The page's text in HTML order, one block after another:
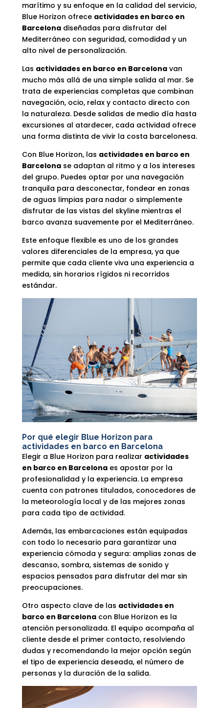
marítimo y su enfoque en la calidad del servicio,
Blue Horizon ofrece actividades en barco en
Barcelonadiseñadas para disfrutar del
Mediterráneo con seguridad, comodidad y un
alto nivel de personalización.
Las actividades en barco en Barcelonavan
mucho más allá de una simple salida al mar. Se
trata de experiencias completas que combinan
navegación, ocio, relax y contacto directo con
la naturaleza. Desde salidas de medio día hasta
excursiones al atardecer, cada actividad ofrece
una forma distinta de vivir la costa barcelonesa.
Con Blue Horizon, las actividades en barco en
Barcelonase adaptan al ritmo y a los intereses
del grupo. Puedes optar por una navegación
tranquila para desconectar, fondear en zonas
de aguas limpias para nadar o simplemente
disfrutar de las vistas del skyline mientras el
barco avanza suavemente por el Mediterráneo.
Este enfoque flexible es uno de los grandes
valores diferenciales de la empresa, ya que
permite que cada cliente viva una experiencia a
medida, sin horarios rígidos ni recorridos
estándar.
Por qué elegir Blue Horizon para
actividades en barco en Barcelona
Elegir a Blue Horizon para realizar actividades
en barco en Barcelonaes apostar por la
profesionalidad y la experiencia. La empresa
cuenta con patrones titulados, conocedores de
la meteorología local y de las mejores zonas
para cada tipo de actividad.
Además, las embarcaciones están equipadas
con todo lo necesario para garantizar una
experiencia cómoda y segura: amplias zonas de
descanso, sombra, sistemas de sonido y
espacios pensados para disfrutar del mar sin
preocupaciones.
Otro aspecto clave de las actividades en
barco en Barcelonacon Blue Horizon es la
atención personalizada. El equipo acompaña al
cliente desde el primer contacto, resolviendo
dudas y recomendando la mejor opción según
el tipo de experiencia deseada, el número de
personas y la duración de la salida.